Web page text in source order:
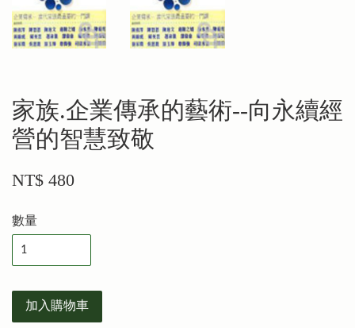
家族.企業傳承的藝術--向永續經
營的智慧致敬
NT$ 480
數量
加入購物車